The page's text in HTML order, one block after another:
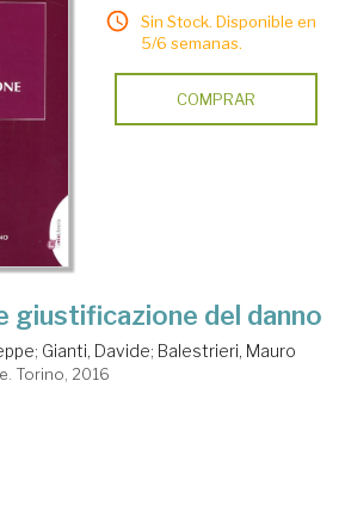
Sin Stock. Disponible en
5/6 semanas.
COMPRAR
giustificazione del danno
; Gianti, Davide; Balestrieri, Mauro
Torino, 2016